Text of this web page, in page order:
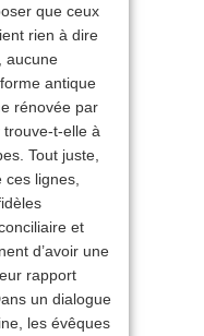
que ceux
rien à dire
aucune
antique
rénovée par
trouve-t-elle à
Tout juste,
lignes,
et
d’avoir une
rapport
un dialogue
les évêques